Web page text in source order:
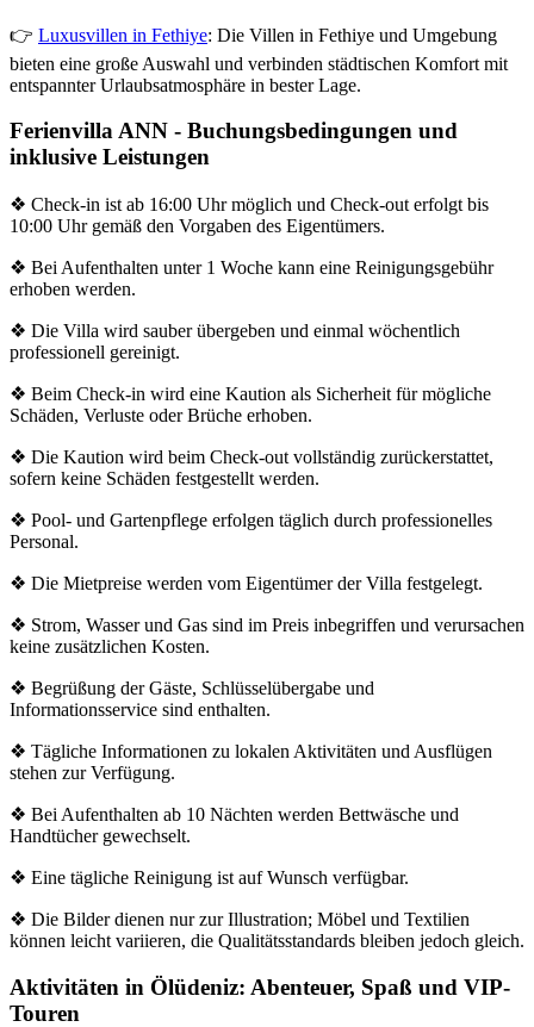
👉 Luxusvillen in Fethiye: Die Villen in Fethiye und Umgebung
bieten eine große Auswahl und verbinden städtischen Komfort mit
entspannter Urlaubsatmosphäre in bester Lage.
Ferienvilla ANN - Buchungsbedingungen und
inklusive Leistungen
❖ Check-in ist ab 16:00 Uhr möglich und Check-out erfolgt bis
10:00 Uhr gemäß den Vorgaben des Eigentümers.
❖ Bei Aufenthalten unter 1 Woche kann eine Reinigungsgebühr
erhoben werden.
❖ Die Villa wird sauber übergeben und einmal wöchentlich
professionell gereinigt.
❖ Beim Check-in wird eine Kaution als Sicherheit für mögliche
Schäden, Verluste oder Brüche erhoben.
❖ Die Kaution wird beim Check-out vollständig zurückerstattet,
sofern keine Schäden festgestellt werden.
❖ Pool- und Gartenpflege erfolgen täglich durch professionelles
Personal.
❖ Die Mietpreise werden vom Eigentümer der Villa festgelegt.
❖ Strom, Wasser und Gas sind im Preis inbegriffen und verursachen
keine zusätzlichen Kosten.
❖ Begrüßung der Gäste, Schlüsselübergabe und
Informationsservice sind enthalten.
❖ Tägliche Informationen zu lokalen Aktivitäten und Ausflügen
stehen zur Verfügung.
❖ Bei Aufenthalten ab 10 Nächten werden Bettwäsche und
Handtücher gewechselt.
❖ Eine tägliche Reinigung ist auf Wunsch verfügbar.
❖ Die Bilder dienen nur zur Illustration; Möbel und Textilien
können leicht variieren, die Qualitätsstandards bleiben jedoch gleich.
Aktivitäten in Ölüdeniz: Abenteuer, Spaß und VIP-
Touren